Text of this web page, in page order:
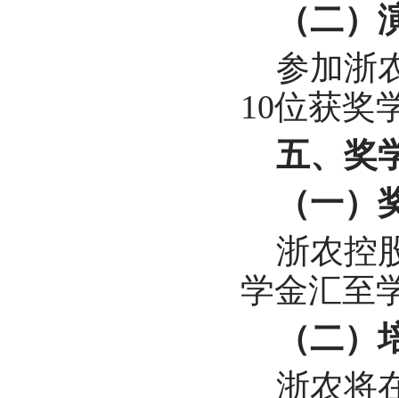
（二
参加浙
10位获奖
五、奖
（一）
浙农控
学金汇至
（二）
浙农将